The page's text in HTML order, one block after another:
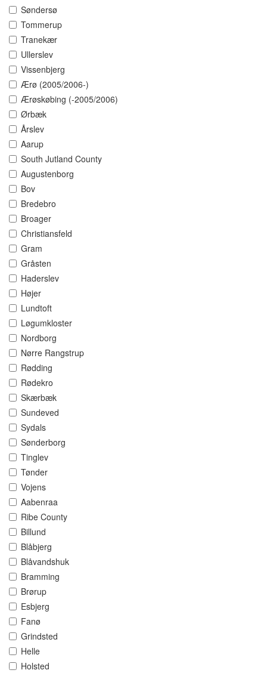
Søndersø
Tommerup
Tranekær
Ullerslev
Vissenbjerg
Ærø (2005/2006-)
Ærøskøbing (-2005/2006)
Ørbæk
Årslev
Aarup
South Jutland County
Augustenborg
Bov
Bredebro
Broager
Christiansfeld
Gram
Gråsten
Haderslev
Højer
Lundtoft
Løgumkloster
Nordborg
Nørre Rangstrup
Rødding
Rødekro
Skærbæk
Sundeved
Sydals
Sønderborg
Tinglev
Tønder
Vojens
Aabenraa
Ribe County
Billund
Blåbjerg
Blåvandshuk
Bramming
Brørup
Esbjerg
Fanø
Grindsted
Helle
Holsted